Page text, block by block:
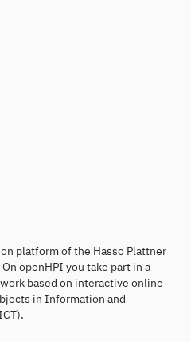
platform of the Hasso Plattner
openHPI you take part in a
based on interactive online
in Information and